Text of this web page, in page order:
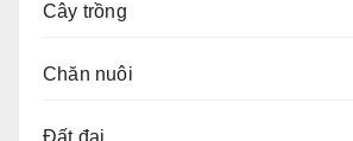
Cây trồng
Chăn nuôi